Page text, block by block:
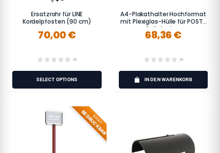
Ersatzrohr für LINE
Kordelpfosten (90 cm)
70,00 €
(0)
SELECT OPTIONS
A4-Plakathalter Hochformat
mit Plexiglas-Hülle für POST-
Seilpfosten
68,36 €
(0)
IN DEN WARENKORB
GURT
BEDRUCKBAR